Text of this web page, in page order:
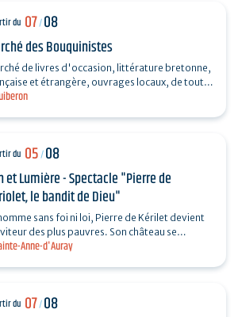
du 07/08
des Bouquinistes
de livres d'occasion, littérature bretonne,
et étrangère, ouvrages locaux, de toutes
et toutes les collections...
Anne-d'Auray
du 05/08
et Lumière - Spectacle "Pierre de
le bandit de Dieu"
sans foi ni loi, Pierre de Kérilet devient
des plus pauvres. Son château se
en refuge, sa vie en offrande.
du 07/08